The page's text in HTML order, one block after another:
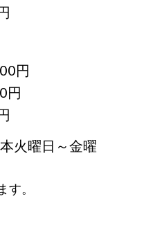
円
円
火曜日～金曜
。